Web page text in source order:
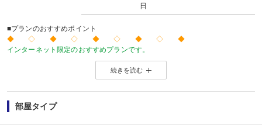
日
■プランのおすすめポイント
◆ ◇ ◆ ◇ ◆ ◇ ◆ ◇ ◆
インターネット限定のおすすめプランです。
温泉旅館から市内のホテルまで人気のお宿をご用意！
※店頭・電話・メールでのお問合せや申込みは出来ません。
◆ ◇ ◆ ◇ ◆ ◇ ◆ ◇ ◆
【ご案内】
・館内は階段、段差が多くなっております。ご注意ください。
■夕食
続きを読む
部屋タイプ